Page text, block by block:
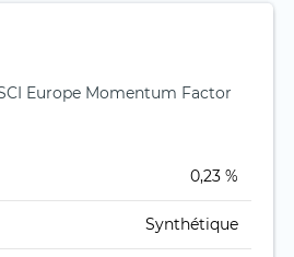
Europe Momentum Factor
0,23 %
Synthétique